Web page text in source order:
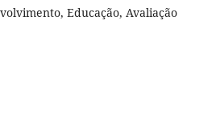
Educação, Avaliação